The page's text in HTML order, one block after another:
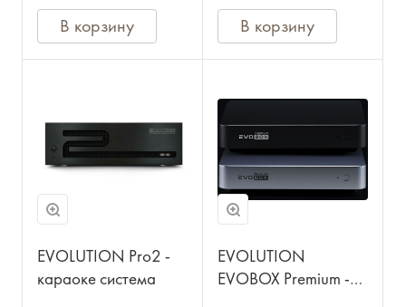
В корзину
В корзину
EVOLUTION Pro2 -
караоке система
EVOLUTION
EVOBOX Premium -